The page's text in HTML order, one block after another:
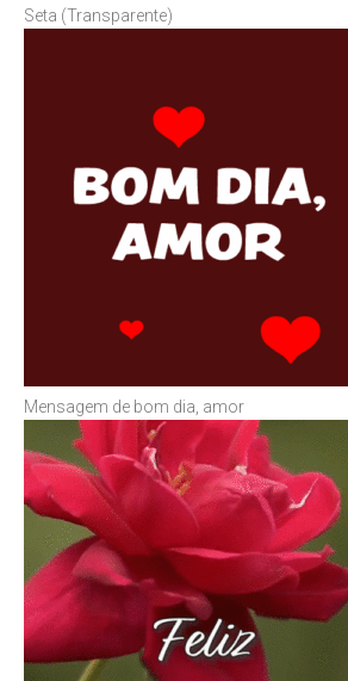
Seta (Transparente)
Mensagem de bom dia, amor